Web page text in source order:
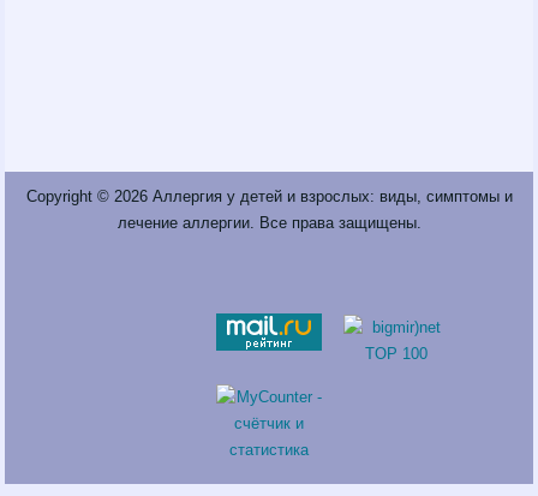
Copyright © 2026 Аллергия у детей и взрослых: виды, симптомы и
лечение аллергии. Все права защищены.